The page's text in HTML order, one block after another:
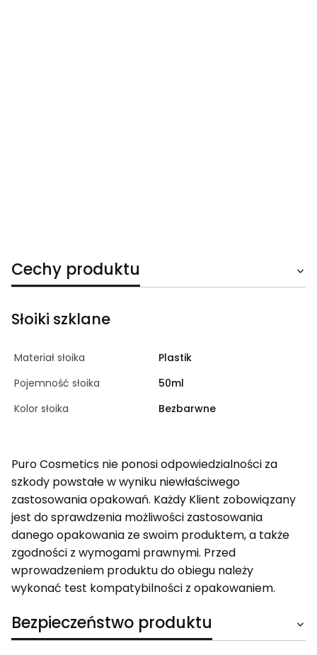
Cechy produktu
Słoiki szklane
Materiał słoika
Plastik
Pojemność słoika
50ml
Kolor słoika
Bezbarwne
Puro Cosmetics nie ponosi odpowiedzialności za
szkody powstałe w wyniku niewłaściwego
zastosowania opakowań. Każdy Klient zobowiązany
jest do sprawdzenia możliwości zastosowania
danego opakowania ze swoim produktem, a także
zgodności z wymogami prawnymi. Przed
wprowadzeniem produktu do obiegu należy
wykonać test kompatybilności z opakowaniem.
Bezpieczeństwo produktu